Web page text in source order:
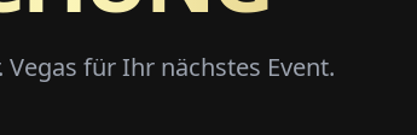
Vegas für Ihr nächstes Event.